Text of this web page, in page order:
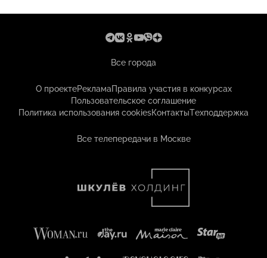
Все города
О проектеРекламаПравила участия в конкурсах
Пользовательское соглашение
Политика использования cookiesКонтактыТехподдержка
Все телепередачи в Москве